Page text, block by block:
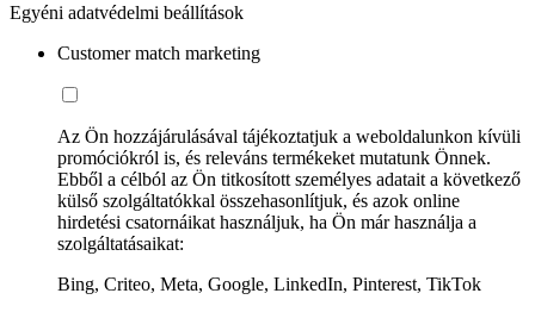
Egyéni adatvédelmi beállítások
Customer match marketing
Az Ön hozzájárulásával tájékoztatjuk a weboldalunkon kívüli
promóciókról is, és releváns termékeket mutatunk Önnek.
Ebből a célból az Ön titkosított személyes adatait a következő
külső szolgáltatókkal összehasonlítjuk, és azok online
hirdetési csatornáikat használjuk, ha Ön már használja a
szolgáltatásaikat:
Bing, Criteo, Meta, Google, LinkedIn, Pinterest, TikTok